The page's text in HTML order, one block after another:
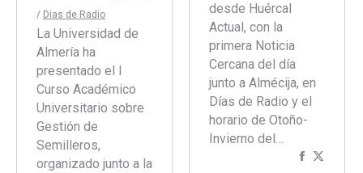
/ Dias de Radio
La Universidad de
Almería ha
presentado el I
Curso Académico
Universitario sobre
Gestión de
Semilleros,
organizado junto a la
desde Huércal
Actual, con la
primera Noticia
Cercana del día
junto a Almécija, en
Días de Radio y el
horario de Otoño-
Invierno del…
Compartir